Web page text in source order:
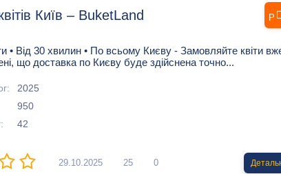
Київ – BuketLand
• Від 30 хвилин • По всьому Києву - Замовляйте квіти
що доставка по Києву буде здійснена точно...
2025
950
42
29.10.2025 25 0